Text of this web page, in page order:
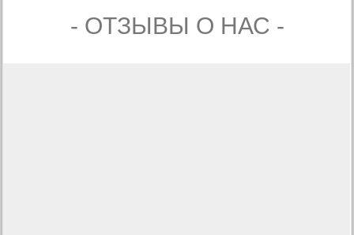
- ОТЗЫВЫ О НАС -